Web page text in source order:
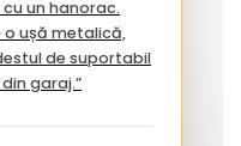
ușă metalică,
de suportabil
nimeni din garaj.”